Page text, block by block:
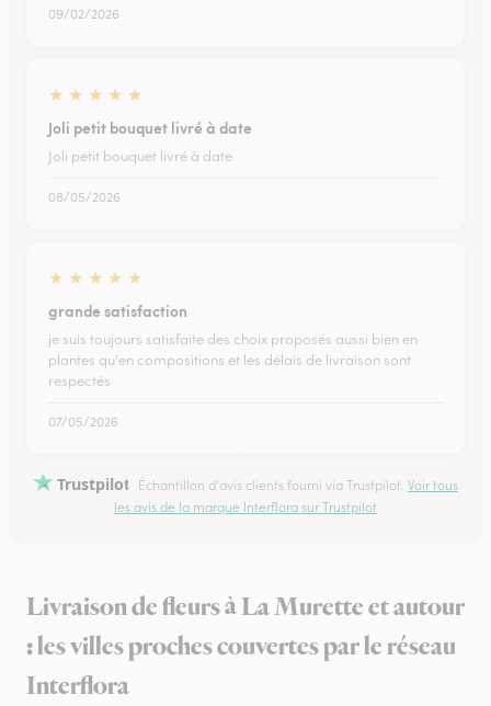
09/02/2026
★ ★ ★ ★ ★
Joli petit bouquet livré à date
Joli petit bouquet livré à date
08/05/2026
★ ★ ★ ★ ★
grande satisfaction
je suis toujours satisfaite des choix proposés aussi bien en
plantes qu'en compositions et les délais de livraison sont
respectés
07/05/2026
Trustpilot Échantillon d'avis clients fourni via Trustpilot. Voir tous
les avis de la marque Interflora sur Trustpilot
Livraison de fleurs à La Murette et autour
: les villes proches couvertes par le réseau
Interflora